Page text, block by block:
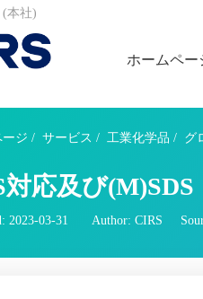
(本社)
ホームペー
ジ / サービス / 工業化学品 / グ
対応及び
2023-03-31 Author: CIRS